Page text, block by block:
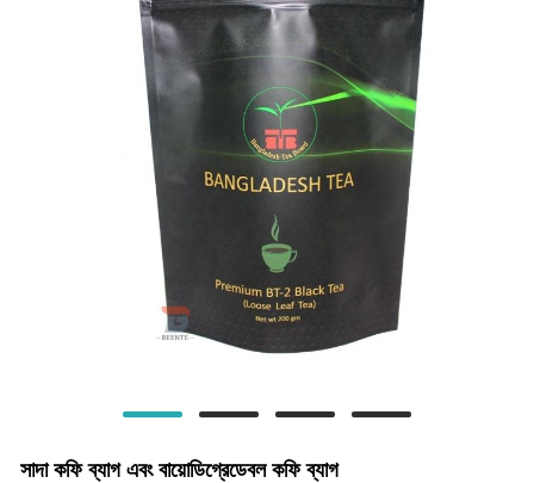
সাদা কফি ব্যাগ এবং বায়োডিগ্রেডেবল কফি ব্যাগ